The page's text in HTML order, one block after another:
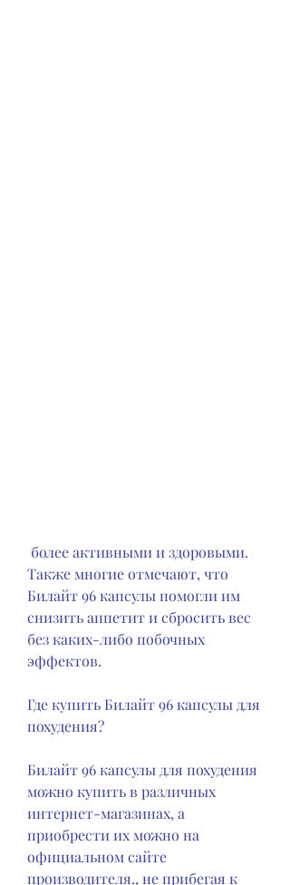
Также многие отмечают, что
Билайт 96 капсулы помогли им
снизить аппетит и сбросить вес
без каких-либо побочных
эффектов.
Где купить Билайт 96 капсулы для
похудения?
Билайт 96 капсулы для похудения
можно купить в различных
интернет-магазинах, а
приобрести их можно на
официальном сайте
производителя., не прибегая к